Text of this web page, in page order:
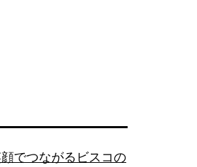
でつながるビスコの